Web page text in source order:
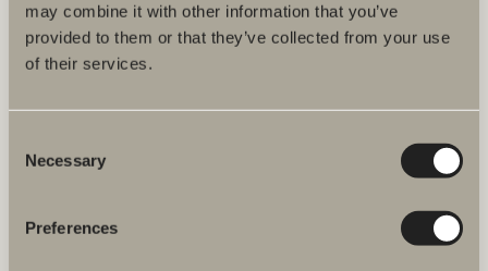
may combine it with other information that you’ve
provided to them or that they’ve collected from your use
of their services.
Selection
Necessary
Preferences
Hos oss finner du alt for hele baderommet. Fra baderomsmøbler,
Svedbergs i Dalstorp AB
Verkstadsvägen 1,